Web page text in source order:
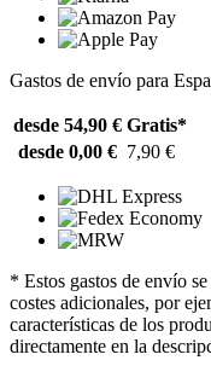
Gastos de envío para
desde 54,90 € Gratis*
desde 0,00 € 7,90 €
* Estos gastos de envío
costes adicionales, por
características de los
directamente en la